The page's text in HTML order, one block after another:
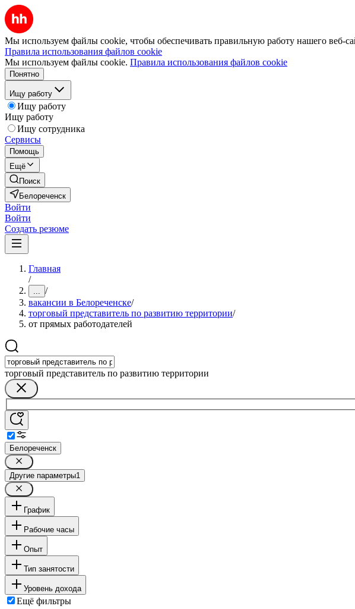
Мы используем файлы cookie, чтобы обеспечивать правильную работу нашего веб-
Правила использования файлов cookie
Мы используем файлы cookie. Правила использования файлов cookie
Понятно
Ищу работу
Ищу работу
Ищу работу
Ищу сотрудника
Сервисы
Помощь
Ещё
Поиск
Белореченск
Войти
Войти
Создать резюме
Главная
/
... /
вакансии в Белореченске/
торговый представитель по развитию территории/
от прямых работодателей
торговый представитель по развитию территории
Белореченск
Другие параметры1
График
Рабочие часы
Опыт
Тип занятости
Уровень дохода
Ещё фильтры